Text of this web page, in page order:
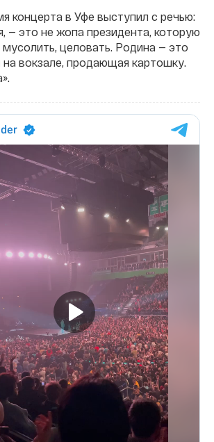
концерта в Уфе выступил с речью:
— это не жопа президента, которую
целовать. Родина — это
вокзале, продающая картошку.